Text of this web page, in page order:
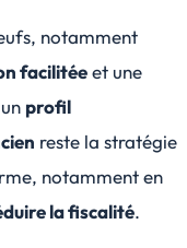
notamment
facilitéeet une
profil
reste la stratégie
notamment en
la fiscalité.